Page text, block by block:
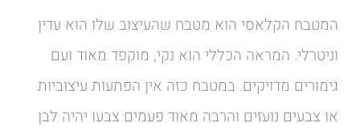
המטבח הקלאסי הוא מטבח שהעיצוב שלו הוא עדין
וניטרלי. המראה הכללי הוא נקי, מוקפד מאוד ועם
גימורים מדויקים. במטבח כזה אין הפתעות עיצוביות
או צבעים נועזים והרבה מאוד פעמים צבעו יהיה לבן